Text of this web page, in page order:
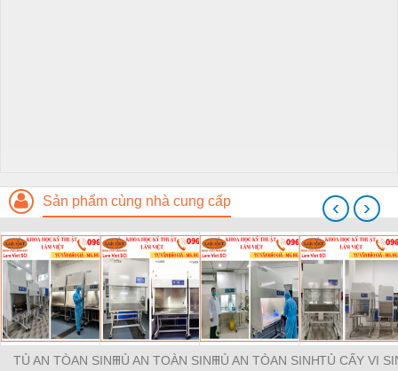
Sản phẩm cùng nhà cung cấp
TỦ AN TÒAN SINHTỦ AN TOÀN SINHTỦ AN TÒAN SINHTỦ CẤY VI
‹ ›